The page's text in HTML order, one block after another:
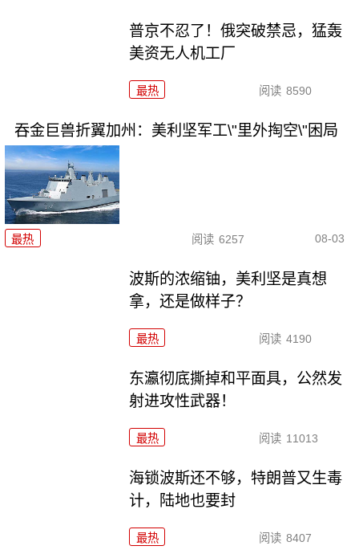
普京不忍了！俄突破禁忌，猛轰
美资无人机工厂
最热 阅读 8590
吞金巨兽折翼加州：美利坚军工\"里外掏空\"困局
最热 阅读 6257 08-03
波斯的浓缩铀，美利坚是真想
拿，还是做样子？
最热 阅读 4190
东瀛彻底撕掉和平面具，公然发
射进攻性武器！
最热 阅读 11013
海锁波斯还不够，特朗普又生毒
计，陆地也要封
最热 阅读 8407